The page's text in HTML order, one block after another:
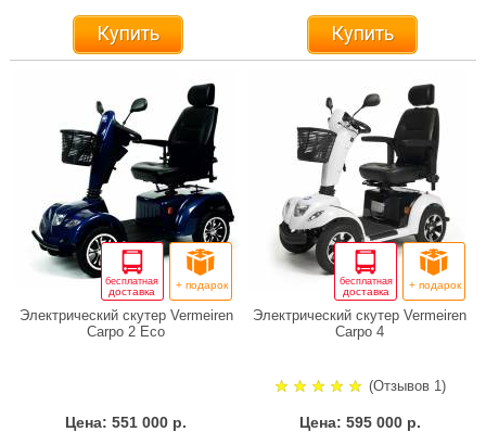
Купить Купить
бесплатная
доставка
+ подарок
Электрический скутер Vermeiren
Carpo 2 Eco
Цена: 551 000 р.
бесплатная
доставка
+ подарок
Электрический скутер Vermeiren
Carpo 4
(Отзывов 1)
Цена: 595 000 р.